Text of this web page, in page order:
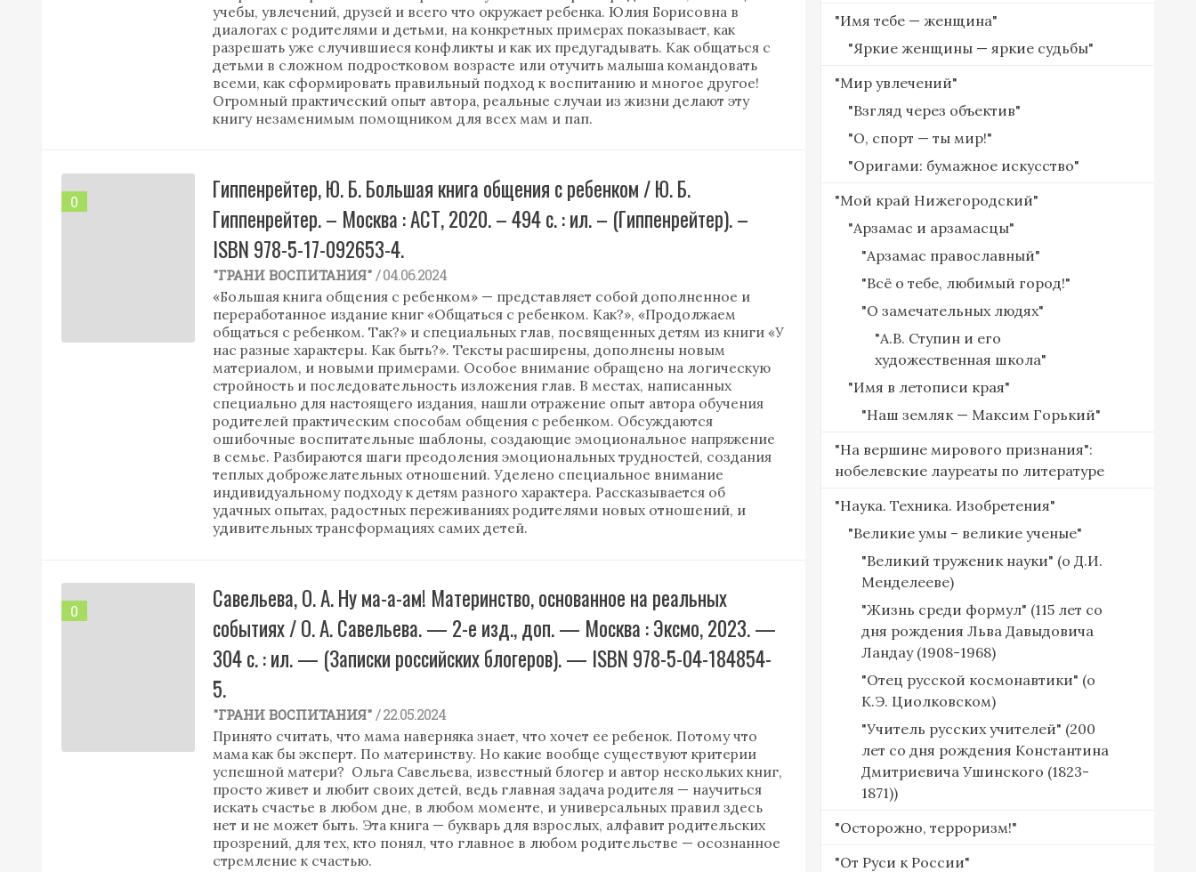
учебы, увлечений, друзей и всего что окружает ребенка. Юлия Борисовна в
диалогах с родителями и детьми, на конкретных примерах показывает, как
разрешать уже случившиеся конфликты и как их предугадывать. Как общаться с
детьми в сложном подростковом возрасте или отучить малыша командовать
всеми, как сформировать правильный подход к воспитанию и многое другое!
Огромный практический опыт автора, реальные случаи из жизни делают эту
книгу незаменимым помощником для всех мам и пап.
0
Гиппенрейтер, Ю. Б. Большая книга общения с ребенком / Ю. Б.
Гиппенрейтер. – Москва : АСТ, 2020. – 494 с. : ил. – (Гиппенрейтер). –
ISBN 978-5-17-092653-4.
"ГРАНИ ВОСПИТАНИЯ" / 04.06.2024
«Большая книга общения с ребенком» — представляет собой дополненное и
переработанное издание книг «Общаться с ребенком. Как?», «Продолжаем
общаться с ребенком. Так?» и специальных глав, посвященных детям из книги «У
нас разные характеры. Как быть?». Тексты расширены, дополнены новым
материалом, и новыми примерами. Особое внимание обращено на логическую
стройность и последовательность изложения глав. В местах, написанных
специально для настоящего издания, нашли отражение опыт автора обучения
родителей практическим способам общения с ребенком. Обсуждаются
ошибочные воспитательные шаблоны, создающие эмоциональное напряжение
в семье. Разбираются шаги преодоления эмоциональных трудностей, создания
теплых доброжелательных отношений. Уделено специальное внимание
индивидуальному подходу к детям разного характера. Рассказывается об
удачных опытах, радостных переживаниях родителями новых отношений, и
удивительных трансформациях самих детей.
0
Савельева, О. А. Ну ма-а-ам! Материнство, основанное на реальных
событиях / О. А. Савельева. — 2-е изд., доп. — Москва : Эксмо, 2023. —
304 с. : ил. — (Записки российских блогеров). — ISBN 978-5-04-184854-
5.
"ГРАНИ ВОСПИТАНИЯ" / 22.05.2024
Принято считать, что мама наверняка знает, что хочет ее ребенок. Потому что
мама как бы эксперт. По материнству. Но какие вообще существуют критерии
успешной матери? Ольга Савельева, известный блогер и автор нескольких книг,
просто живет и любит своих детей, ведь главная задача родителя — научиться
искать счастье в любом дне, в любом моменте, и универсальных правил здесь
нет и не может быть. Эта книга — букварь для взрослых, алфавит родительских
прозрений, для тех, кто понял, что главное в любом родительстве — осознанное
стремление к счастью.
"Имя тебе — женщина"
"Яркие женщины — яркие судьбы"
"Мир увлечений"
"Взгляд через объектив"
"О, спорт — ты мир!"
"Оригами: бумажное искусство"
"Мой край Нижегородский"
"Арзамас и арзамасцы"
"Арзамас православный"
"Всё о тебе, любимый город!"
"О замечательных людях"
"А.В. Ступин и его
художественная школа"
"Имя в летописи края"
"Наш земляк — Максим Горький"
"На вершине мирового признания":
нобелевские лауреаты по литературе
"Наука. Техника. Изобретения"
"Великие умы – великие ученые"
"Великий труженик науки" (о Д.И.
Менделееве)
"Жизнь среди формул" (115 лет со
дня рождения Льва Давыдовича
Ландау (1908-1968)
"Отец русской космонавтики" (о
К.Э. Циолковском)
"Учитель русских учителей" (200
лет со дня рождения Константина
Дмитриевича Ушинского (1823-
1871))
"Осторожно, терроризм!"
"От Руси к России"